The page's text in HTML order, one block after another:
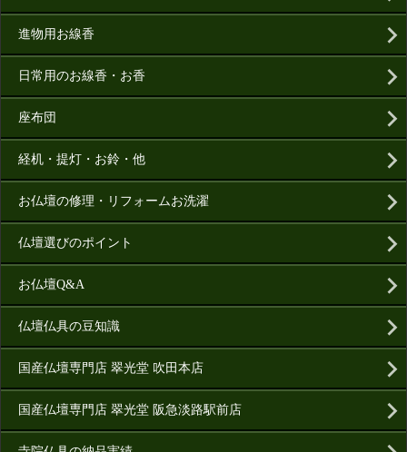
進物用お線香
日常用のお線香・お香
座布団
経机・提灯・お鈴・他
お仏壇の修理・リフォームお洗濯
仏壇選びのポイント
お仏壇Q&A
仏壇仏具の豆知識
国産仏壇専門店 翠光堂 吹田本店
国産仏壇専門店 翠光堂 阪急淡路駅前店